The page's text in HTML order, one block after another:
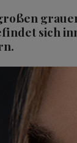
sich